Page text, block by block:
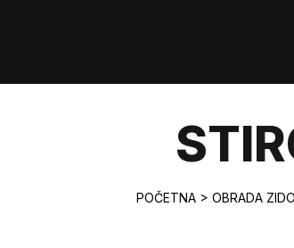
POČETNA> OBRADA